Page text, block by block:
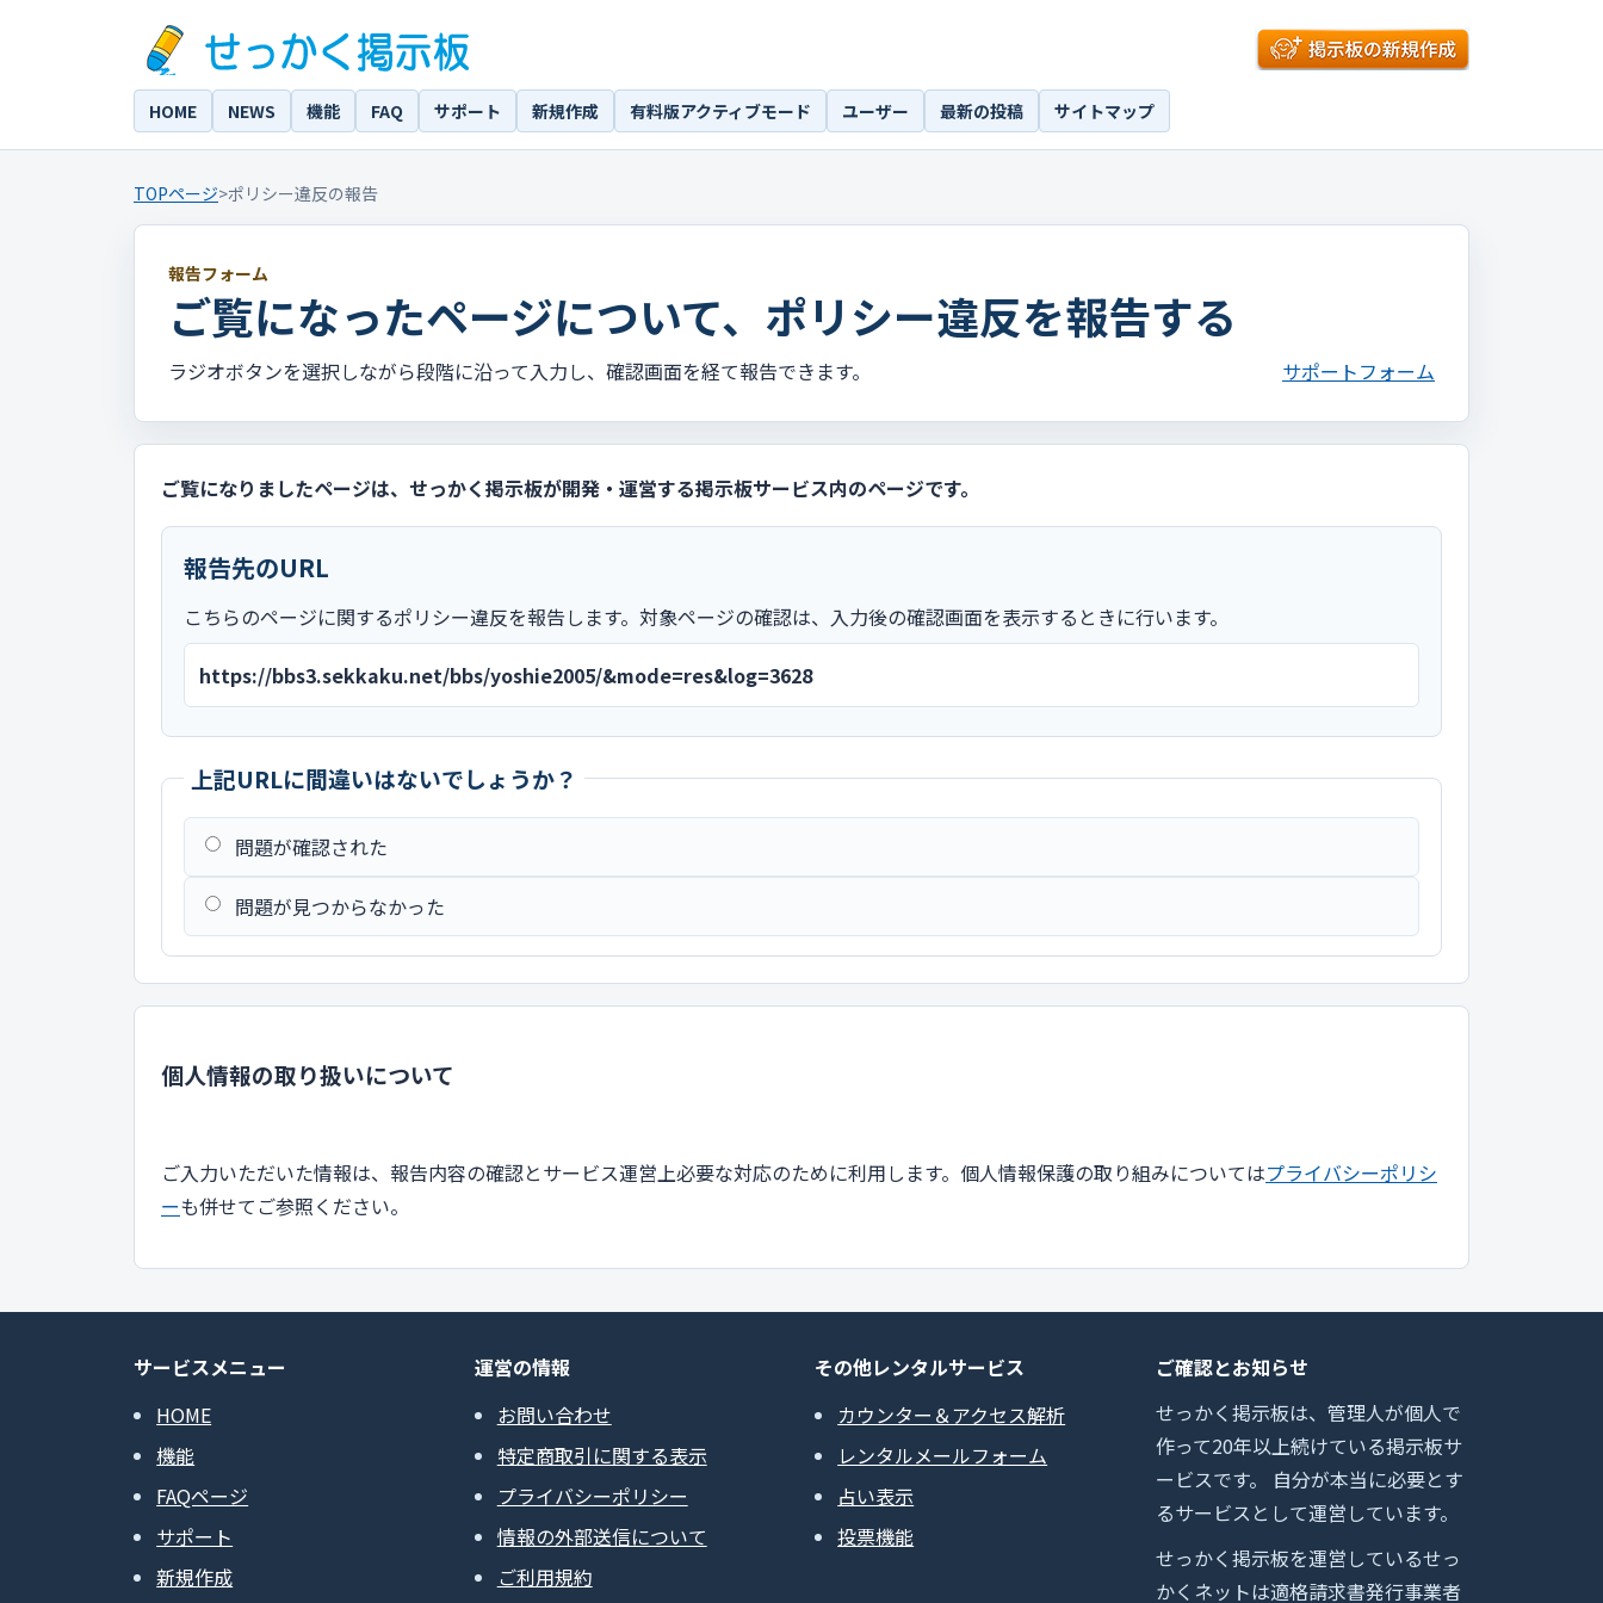
HOME NEWS 機能 FAQ サポート 新規作成 有料版アクティブモード ユーザー 最新の投稿 サイトマップ
TOPページ>ポリシー違反の報告
報告フォーム
ご覧になったページについて、ポリシー違反を報告する
ラジオボタンを選択しながら段階に沿って入力し、確認画面を経て報告できます。 サポートフォーム
ご覧になりましたページは、せっかく掲示板が開発・運営する掲示板サービス内のページです。
報告先のURL
こちらのページに関するポリシー違反を報告します。対象ページの確認は、入力後の確認画面を表示するときに行います。
https://bbs3.sekkaku.net/bbs/yoshie2005/&mode=res&log=3628
上記URLに間違いはないでしょうか？
問題が確認された
問題が見つからなかった
個人情報の取り扱いについて
ご入力いただいた情報は、報告内容の確認とサービス運営上必要な対応のために利用します。個人情報保護の取り組みについてはプライバシーポリシ
ーも併せてご参照ください。
サービスメニュー
HOME
機能
FAQページ
サポート
新規作成
運営の情報
お問い合わせ
特定商取引に関する表示
プライバシーポリシー
情報の外部送信について
ご利用規約
その他レンタルサービス
カウンター＆アクセス解析
レンタルメールフォーム
占い表示
投票機能
ご確認とお知らせ
せっかく掲示板は、管理人が個人で
作って20年以上続けている掲示板サ
ービスです。 自分が本当に必要とす
るサービスとして運営しています。
せっかく掲示板を運営しているせっ
かくネットは適格請求書発行事業者